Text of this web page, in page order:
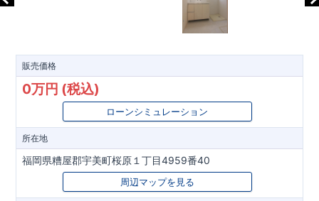
販売価格
0万円 (税込)
ローンシミュレーション
所在地
福岡県糟屋郡宇美町桜原１丁目4959番40
周辺マップを見る